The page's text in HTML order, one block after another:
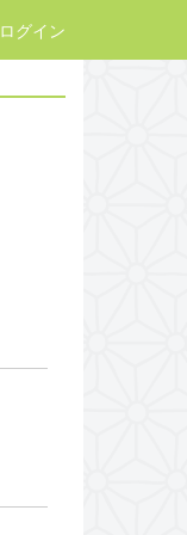
ログイン